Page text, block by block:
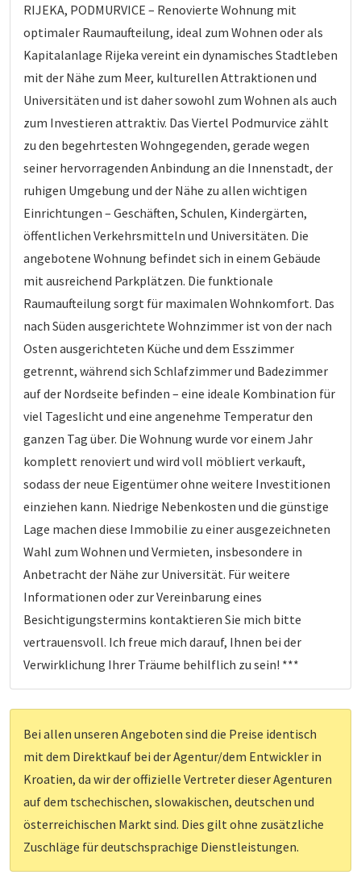
RIJEKA, PODMURVICE – Renovierte Wohnung mit
optimaler Raumaufteilung, ideal zum Wohnen oder als
Kapitalanlage Rijeka vereint ein dynamisches Stadtleben
mit der Nähe zum Meer, kulturellen Attraktionen und
Universitäten und ist daher sowohl zum Wohnen als auch
zum Investieren attraktiv. Das Viertel Podmurvice zählt
zu den begehrtesten Wohngegenden, gerade wegen
seiner hervorragenden Anbindung an die Innenstadt, der
ruhigen Umgebung und der Nähe zu allen wichtigen
Einrichtungen – Geschäften, Schulen, Kindergärten,
öffentlichen Verkehrsmitteln und Universitäten. Die
angebotene Wohnung befindet sich in einem Gebäude
mit ausreichend Parkplätzen. Die funktionale
Raumaufteilung sorgt für maximalen Wohnkomfort. Das
nach Süden ausgerichtete Wohnzimmer ist von der nach
Osten ausgerichteten Küche und dem Esszimmer
getrennt, während sich Schlafzimmer und Badezimmer
auf der Nordseite befinden – eine ideale Kombination für
viel Tageslicht und eine angenehme Temperatur den
ganzen Tag über. Die Wohnung wurde vor einem Jahr
komplett renoviert und wird voll möbliert verkauft,
sodass der neue Eigentümer ohne weitere Investitionen
einziehen kann. Niedrige Nebenkosten und die günstige
Lage machen diese Immobilie zu einer ausgezeichneten
Wahl zum Wohnen und Vermieten, insbesondere in
Anbetracht der Nähe zur Universität. Für weitere
Informationen oder zur Vereinbarung eines
Besichtigungstermins kontaktieren Sie mich bitte
vertrauensvoll. Ich freue mich darauf, Ihnen bei der
Verwirklichung Ihrer Träume behilflich zu sein! ***
Bei allen unseren Angeboten sind die Preise identisch
mit dem Direktkauf bei der Agentur/dem Entwickler in
Kroatien, da wir der offizielle Vertreter dieser Agenturen
auf dem tschechischen, slowakischen, deutschen und
österreichischen Markt sind. Dies gilt ohne zusätzliche
Zuschläge für deutschsprachige Dienstleistungen.